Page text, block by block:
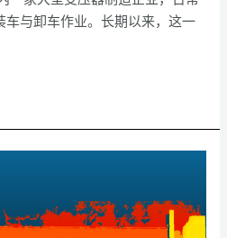
车与卸车作业。长期以来，这一